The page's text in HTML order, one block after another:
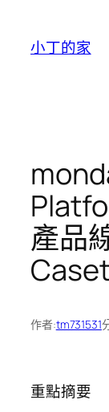
小丁的家
產品
作者:tm731531
重點摘要